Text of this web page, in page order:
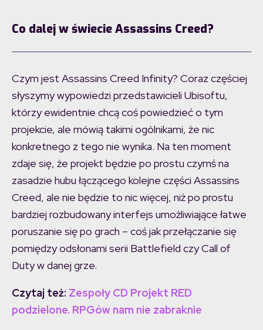
Co dalej w świecie Assassins Creed?
Czym jest Assassins Creed Infinity? Coraz częściej
słyszymy wypowiedzi przedstawicieli Ubisoftu,
którzy ewidentnie chcą coś powiedzieć o tym
projekcie, ale mówią takimi ogólnikami, że nic
konkretnego z tego nie wynika. Na ten moment
zdaje się, że projekt będzie po prostu czymś na
zasadzie hubu łączącego kolejne części Assassins
Creed, ale nie będzie to nic więcej, niż po prostu
bardziej rozbudowany interfejs umożliwiające łatwe
poruszanie się po grach – coś jak przełączanie się
pomiędzy odsłonami serii Battlefield czy Call of
Duty w danej grze.
Czytaj też: Zespoły CD Projekt RED
podzielone. RPGów nam nie zabraknie